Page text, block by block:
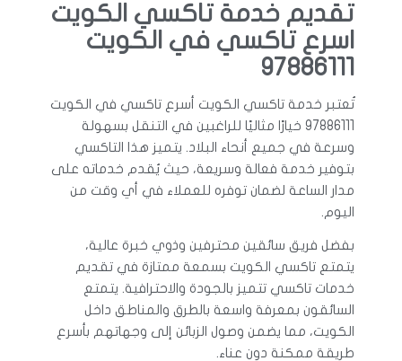
تقديم خدمة تاكسي الكويت
اسرع تاكسي في الكويت
97886111
تُعتبر خدمة تاكسي الكويت أسرع تاكسي في الكويت
97886111 خيارًا مثاليًا للراغبين في التنقل بسهولة
وسرعة في جميع أنحاء البلاد. يتميز هذا التاكسي
بتوفير خدمة فعالة وسريعة، حيث يُقدم خدماته على
مدار الساعة لضمان توفره للعملاء في أي وقت من
اليوم.
بفضل فريق سائقين محترفين وذوي خبرة عالية،
يتمتع تاكسي الكويت بسمعة ممتازة في تقديم
خدمات تاكسي تتميز بالجودة والاحترافية. يتمتع
السائقون بمعرفة واسعة بالطرق والمناطق داخل
الكويت، مما يضمن وصول الزبائن إلى وجهاتهم بأسرع
طريقة ممكنة دون عناء.